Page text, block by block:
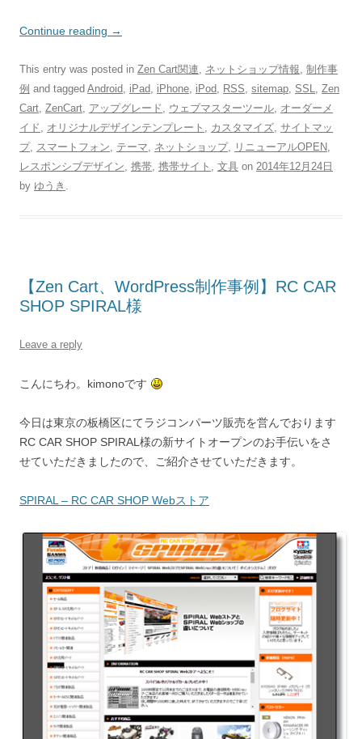
Continue reading →
This entry was posted in Zen Cart関連, ネットショップ情報, 制作事
例 and tagged Android, iPad, iPhone, iPod, RSS, sitemap, SSL, Zen
Cart, ZenCart, アップグレード , ウェブマスターツール, オーダーメ
イド , オリジナルデザインテンプレート , カスタマイズ, サイトマッ
プ, スマートフォン, テーマ, ネットショップ, リニューアルOPEN,
レスポンシブデザイン, 携帯, 携帯サイト , 文具 on 2014年12月24日
by ゆうき .
【Zen Cart、WordPress制作事例】RC CAR
SHOP SPIRAL様
Leave a reply
こんにちわ。kimonoです
今日は東京の板橋区にてラジコンパーツ販売を営んでおります
RC CAR SHOP SPIRAL様の新サイトオープンのお手伝いをさ
せていただきましたので、ご紹介させていただきます。
SPIRAL – RC CAR SHOP Webストア